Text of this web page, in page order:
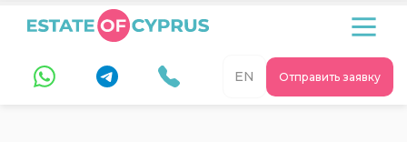
Отправить заявку
EN